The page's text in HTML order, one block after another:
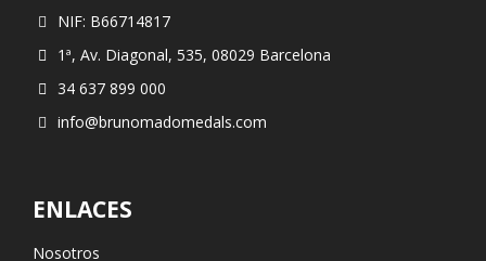
NIF: B66714817
1ª, Av. Diagonal, 535, 08029 Barcelona
34 637 899 000
info@brunomadomedals.com
ENLACES
Nosotros